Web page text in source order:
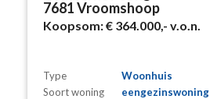
7681 Vroomshoop
Koopsom:€ 364.000,- v.o.n.
Type
Woonhuis
Soort woning
eengezinswoning